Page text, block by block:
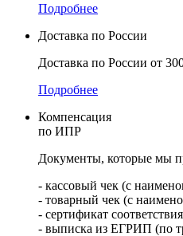
Подробнее
Доставка по России
Доставка по России от
Подробнее
Компенсация
по ИПР
Документы, которые мы
- кассовый чек (с
- товарный чек (с
- сертификат
- выписка из ЕГРИП (по